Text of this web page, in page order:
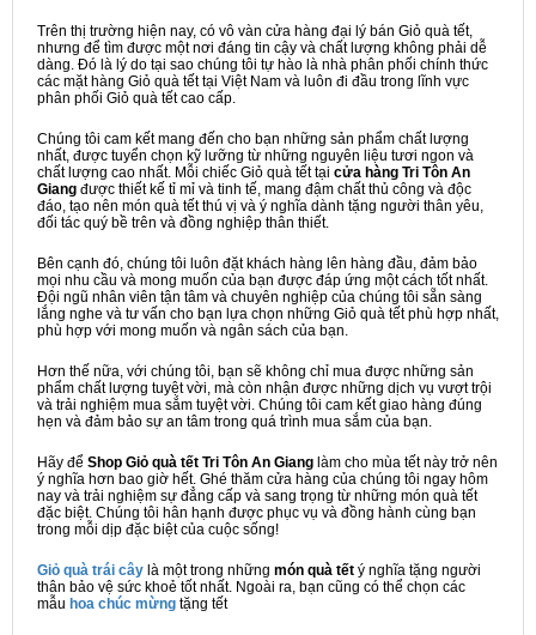
Trên thị trường hiện nay, có vô vàn cửa hàng đại lý bán Giỏ quà tết,
nhưng để tìm được một nơi đáng tin cậy và chất lượng không phải dễ
dàng. Đó là lý do tại sao chúng tôi tự hào là nhà phân phối chính thức
các mặt hàng Giỏ quà tết tại Việt Nam và luôn đi đầu trong lĩnh vực
phân phối Giỏ quà tết cao cấp.
Chúng tôi cam kết mang đến cho bạn những sản phẩm chất lượng
nhất, được tuyển chọn kỹ lưỡng từ những nguyên liệu tươi ngon và
chất lượng cao nhất. Mỗi chiếc Giỏ quà tết tại cửa hàng Tri Tôn An
Giang được thiết kế tỉ mỉ và tinh tế, mang đậm chất thủ công và độc
đáo, tạo nên món quà tết thú vị và ý nghĩa dành tặng người thân yêu,
đối tác quý bề trên và đồng nghiệp thân thiết.
Bên cạnh đó, chúng tôi luôn đặt khách hàng lên hàng đầu, đảm bảo
mọi nhu cầu và mong muốn của bạn được đáp ứng một cách tốt nhất.
Đội ngũ nhân viên tận tâm và chuyên nghiệp của chúng tôi sẵn sàng
lắng nghe và tư vấn cho bạn lựa chọn những Giỏ quà tết phù hợp nhất,
phù hợp với mong muốn và ngân sách của bạn.
Hơn thế nữa, với chúng tôi, bạn sẽ không chỉ mua được những sản
phẩm chất lượng tuyệt vời, mà còn nhận được những dịch vụ vượt trội
và trải nghiệm mua sắm tuyệt vời. Chúng tôi cam kết giao hàng đúng
hẹn và đảm bảo sự an tâm trong quá trình mua sắm của bạn.
Hãy để Shop Giỏ quà tết Tri Tôn An Giang làm cho mùa tết này trở nên
ý nghĩa hơn bao giờ hết. Ghé thăm cửa hàng của chúng tôi ngay hôm
nay và trải nghiệm sự đẳng cấp và sang trọng từ những món quà tết
đặc biệt. Chúng tôi hân hạnh được phục vụ và đồng hành cùng bạn
trong mỗi dịp đặc biệt của cuộc sống!
Giỏ quà trái cây là một trong những món quà tết ý nghĩa tặng người
thân bảo vệ sức khoẻ tốt nhất. Ngoài ra, bạn cũng có thể chọn các
mẫu hoa chúc mừng tặng tết